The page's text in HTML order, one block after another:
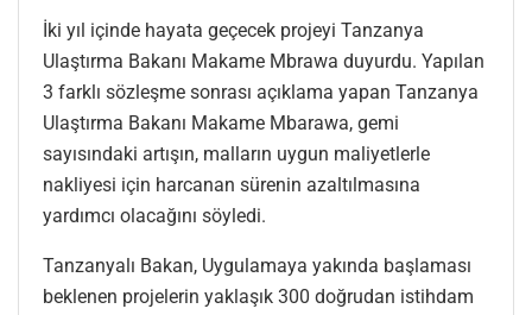
İki yıl içinde hayata geçecek projeyi Tanzanya
Ulaştırma Bakanı Makame Mbrawa duyurdu. Yapılan
3 farklı sözleşme sonrası açıklama yapan Tanzanya
Ulaştırma Bakanı Makame Mbarawa, gemi
sayısındaki artışın, malların uygun maliyetlerle
nakliyesi için harcanan sürenin azaltılmasına
yardımcı olacağını söyledi.
Tanzanyalı Bakan, Uygulamaya yakında başlaması
beklenen projelerin yaklaşık 300 doğrudan istihdam